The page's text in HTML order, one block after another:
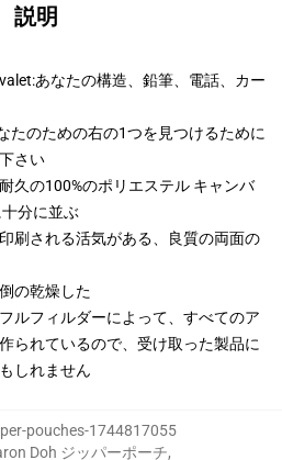
説明
あなたの構造、鉛筆、電話、カー
たのための右の1つを見つけるために
さい
久の100%のポリエステル キャンバ
分に並ぶ
刷される活気がある、良質の両面の
の乾燥した
ルフィルダーによって、すべてのア
られているので、受け取った製品に
しれません
pouches-1744817055
Doh ジッパーポーチ,